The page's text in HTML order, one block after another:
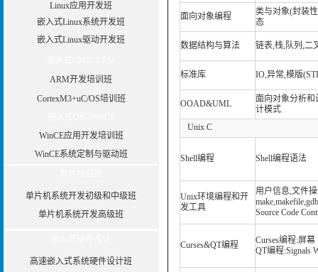
Linux应用开发班
嵌入式Linux系统开发班
嵌入式Linux驱动开发班
ARM开发培训班
CortexM3+uC/OS培训班
WinCE应用开发培训班
WinCE系统定制与驱动班
单片机系统开发初级和中级班
单片机系统开发高级班
高速嵌入式系统硬件设计班
面向对象编程
类与对象(封装
态
数据结构与算法 链表,栈,队列,二
标准库 IO,异常,模版
OOAD&UML
面向对象分析
计模式
Unix C
Shell编程 Shell编程语法
Unix环境编程和开
发工具
用户信息,文件
make,makefile,gdb
Source Code
Curses&QT编程
Curses编程:屏
QT编程:Signals